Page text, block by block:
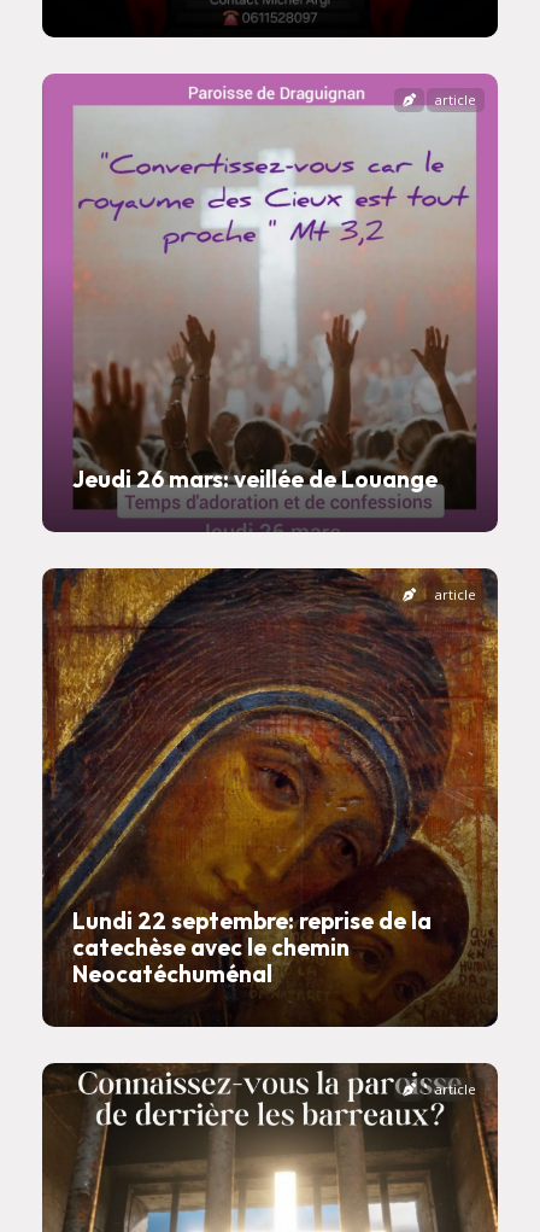
Jeudi 26 mars: veillée de Louange
article
Lundi 22 septembre: reprise de la
catechèse avec le chemin
Neocatéchuménal
article
article